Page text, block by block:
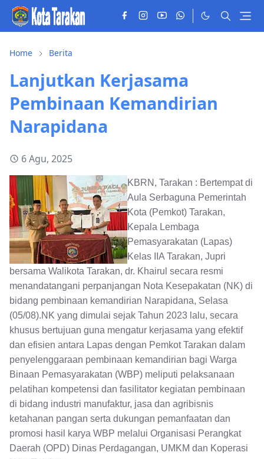
Home Berita
Lanjutkan Kerjasama
Pembinaan Kemandirian
Narapidana
6 Agu, 2025
KBRN, Tarakan : Bertempat di
Aula Serbaguna Pemerintah
Kota (Pemkot) Tarakan,
Kepala Lembaga
Pemasyarakatan (Lapas)
Kelas IIA Tarakan, Jupri
bersama Walikota Tarakan, dr. Khairul secara resmi
menandatangani perpanjangan Nota Kesepakatan (NK) di
bidang pembinaan kemandirian Narapidana, Selasa
(05/08).NK yang dimulai sejak Tahun 2023 lalu, secara
khusus bertujuan guna mengatur kerjasama yang efektif
dan efisien antara Lapas dengan Pemkot Tarakan dalam
penyelenggaraan pembinaan kemandirian bagi Warga
Binaan Pemasyarakatan (WBP) meliputi pelaksanaan
pelatihan kompetensi dan fasilitator kegiatan pembinaan
di bidang industri manufaktur, jasa dan agribisnis
ketahanan pangan serta dukungan pemanfaatan dan
promosi hasil karya WBP melalui Organisasi Perangkat
Daerah (OPD) Dinas Perdagangan, UMKM dan Koperasi